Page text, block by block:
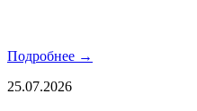
Подробнее →
25.07.2026